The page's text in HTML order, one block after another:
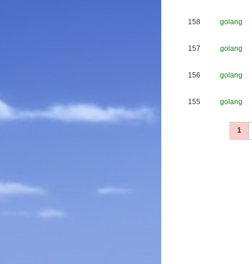
158 golang
157 golang
156 golang
155 golang
1